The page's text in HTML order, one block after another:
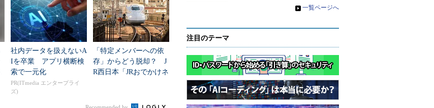
社内データを扱えないA
Iを卒業 アプリ横断検
索で一元化
PR(ITmedia エンタープライ
ズ)
「特定メンバーへの依
存」からどう脱却？ J
R西日本「JRおでかけネ
» 一覧ページへ
注目のテーマ